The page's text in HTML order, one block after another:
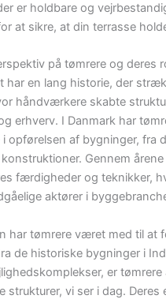
er holdbare og
at sikre, at din terrasse
på tømrere og deres
har en lang historie, der
håndværkere skabte
erhverv. I Danmark har
i opførelsen af bygninger, fra
Gennem
færdigheder og teknikker,
aktører i
har tømrere været med til at
de historiske bygninger i
er
strukturer, vi ser i dag. Deres